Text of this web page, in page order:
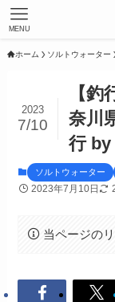
MENU
ホーム ソルトウォーター
【
奈川
行 by
2023
7/10
ソルトウォーター
2023年7月10日
当ページの